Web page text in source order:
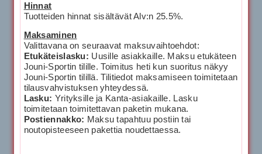
Hinnat
Tuotteiden hinnat sisältävät Alv:n 25.5%.
Maksaminen
Valittavana on seuraavat maksuvaihtoehdot:
Etukäteislasku: Uusille asiakkaille. Maksu etukäteen
Jouni-Sportin tilille. Toimitus heti kun suoritus näkyy
Jouni-Sportin tilillä. Tilitiedot maksamiseen toimitetaan
tilausvahvistuksen yhteydessä.
Lasku: Yrityksille ja Kanta-asiakaille. Lasku
toimitetaan toimitettavan paketin mukana.
Postiennakko: Maksu tapahtuu postiin tai
noutopisteeseen pakettia noudettaessa.